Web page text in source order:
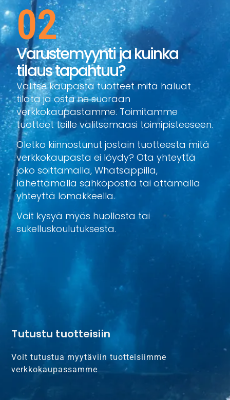
02
Varustemyynti ja kuinka
tilaus tapahtuu?
Valitse kaupasta tuotteet mitä haluat
tilata ja osta ne suoraan
verkkokaupastamme. Toimitamme
tuotteet teille valitsemaasi toimipisteeseen.
Oletko kiinnostunut jostain tuotteesta mitä
verkkokaupasta ei löydy? Ota yhteyttä
joko soittamalla, Whatsappilla,
lähettämällä sähköpostia tai ottamalla
yhteyttä lomakkeella.
Voit kysyä myös huollosta tai
sukelluskoulutuksesta.
Tutustu tuotteisiin
Voit tutustua myytäviin tuotteisiimme
verkkokaupassamme